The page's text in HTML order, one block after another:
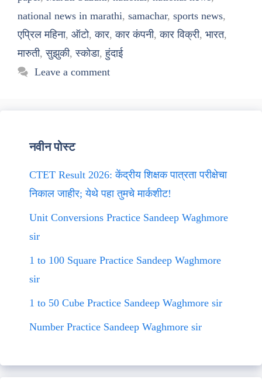
national news in marathi, samachar, sports news,
एप्रिल महिना, ऑटो,कार,कार कंपनी,कार विक्री, भारत,
मारुती,सुझुकी,स्कोडा,हुंदाई
Leave a comment
नवीन पोस्ट
CTET Result 2026: केंद्रीय शिक्षक पात्रता परीक्षेचा
निकाल जाहीर; येथे पहा तुमचे मार्कशीट!
Unit Conversions Practice Sandeep Waghmore
sir
1 to 100 Square Practice Sandeep Waghmore
sir
1 to 50 Cube Practice Sandeep Waghmore sir
Number Practice Sandeep Waghmore sir